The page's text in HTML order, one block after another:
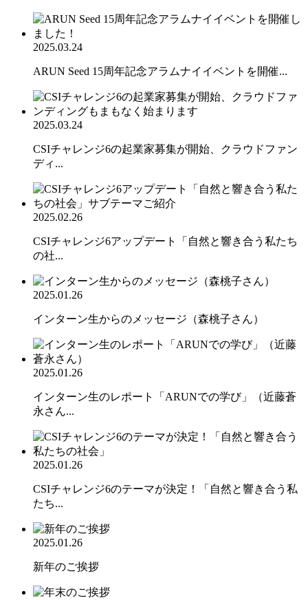
2025.03.24
ARUN Seed 15周年記念アラムナイイベントを開催...
2025.03.24
CSIチャレンジ6の起業家募集が開始、クラウドファン
ディ...
2025.02.26
CSIチャレンジ6アップデート「自然と響き合う私たち
の社...
2025.01.26
インターン生からのメッセージ（森桃子さん）
2025.01.26
インターン生のレポート「ARUNでの学び」（近藤蒼
永さん...
2025.01.26
CSIチャレンジ6のテーマが決定！「自然と響き合う私
たち...
2025.01.26
新年のご挨拶